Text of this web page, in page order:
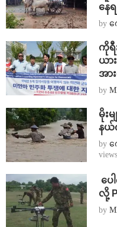
နေရ
by က
ကိုရီ
ယ
အာ
by
မိုး
နယ်
by က
views
ပ
လို့
by